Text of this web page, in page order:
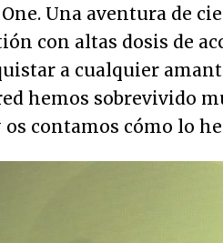
Una aventura de
con altas dosis de
a cualquier
hemos sobrevivido
contamos cómo lo